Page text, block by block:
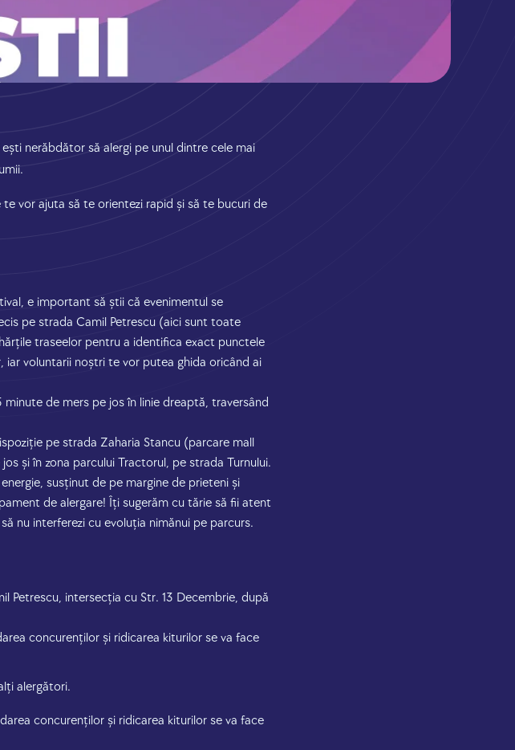
nerăbdător să alergi pe unul dintre cele mai
vor ajuta să te orientezi rapid și să te bucuri de
e important să știi că evenimentul se
pe strada Camil Petrescu (aici sunt toate
traseelor pentru a identifica exact punctele
voluntarii noștri te vor putea ghida oricând ai
minute de mers pe jos în linie dreaptă, traversând
pe strada Zaharia Stancu (parcare mall
și în zona parcului Tractorul, pe strada Turnului.
susținut de pe margine de prieteni și
de alergare! Îți sugerăm cu tărie să fii atent
nu interferezi cu evoluția nimănui pe parcurs.
Petrescu, intersecția cu Str. 13 Decembrie, după
concurenților și ridicarea kiturilor se va face
alergători.
concurenților și ridicarea kiturilor se va face